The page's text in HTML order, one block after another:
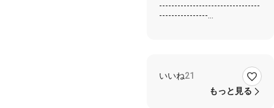
---------------------------------
----------------
★どいつもこいつもなんだ
かやっぱノーテンキ
気になるあの娘も悩みは
いいね21
もっと見る